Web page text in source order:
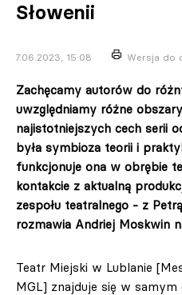
Słowenii
7.06.2023, 15:08 Wersja do
Zachęcamy autorów do
uwzględniamy różne
najistotniejszych cech serii
była symbioza teorii i
funkcjonuje ona w obrębie
kontakcie z aktualną
zespołu teatralnego - z
rozmawia Andriej Moskwin
Teatr Miejski w Lublanie
MGL] znajduje się w